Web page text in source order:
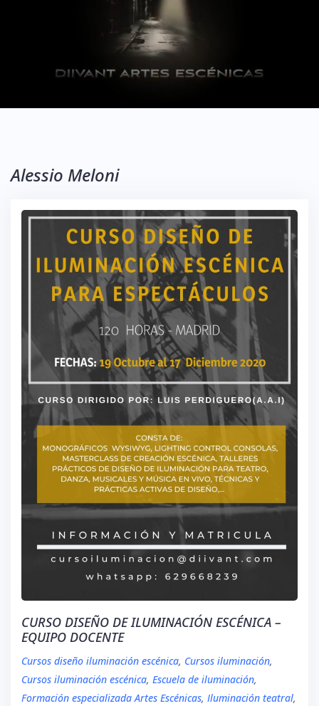
Alessio Meloni
CURSO DISEÑO DE ILUMINACIÓN ESCÉNICA –
EQUIPO DOCENTE
Cursos diseño iluminación escénica, Cursos iluminación,
Cursos iluminación escénica, Escuela de iluminación,
Formación especializada Artes Escénicas, Iluminación teatral,